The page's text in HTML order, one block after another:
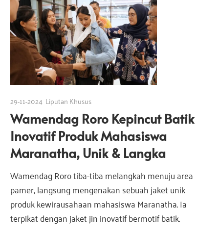
29-11-2024 Liputan Khusus
Wamendag Roro Kepincut Batik
Inovatif Produk Mahasiswa
Maranatha, Unik & Langka
Wamendag Roro tiba-tiba melangkah menuju area
pamer, langsung mengenakan sebuah jaket unik
produk kewira­usahaan mahasiswa Maranatha. Ia
terpikat dengan jaket jin inovatif bermotif batik.